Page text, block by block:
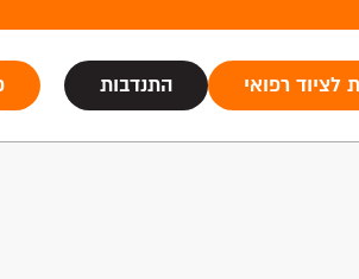
לציוד רפואי התנדבות